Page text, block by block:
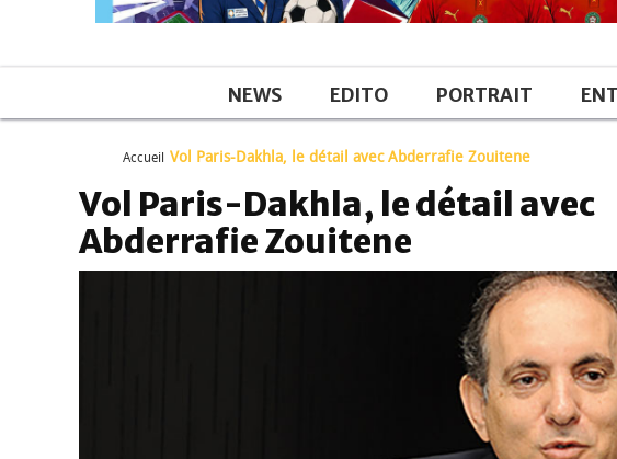
NEWS EDITO PORTRAIT
Accueil Vol Paris-Dakhla, le détail avec Abderrafie Zouitene
Vol Paris-Dakhla, le détail avec
Abderrafie Zouitene